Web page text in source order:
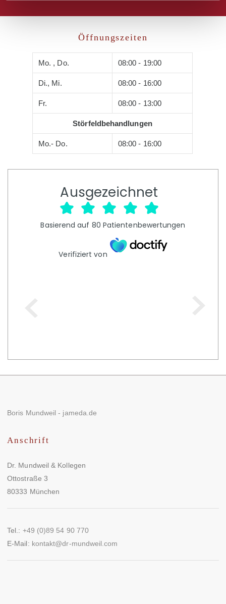
Öffnungszeiten
Mo. , Do. 08:00 - 19:00
Di., Mi. 08:00 - 16:00
Fr. 08:00 - 13:00
Störfeldbehandlungen
Mo.- Do. 08:00 - 16:00
Ausgezeichnet
Basierend auf 80 Patientenbewertungen
Verifiziert von
Boris Mundweil - jameda.de
Anschrift
Dr. Mundweil & Kollegen
Ottostraße 3
80333 München
Tel.: +49 (0)89 54 90 770
E-Mail: kontakt@dr-mundweil.com